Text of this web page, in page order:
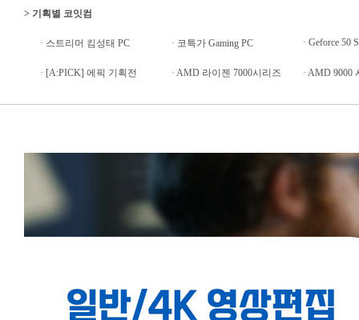
> 기획별 코잇컴
· 스트리머 킴성태 PC · 코특가 Gaming PC · Geforce 50
· [A:PICK] 에픽 기획전 · AMD 라이젠 7000시리즈 · AMD 9000